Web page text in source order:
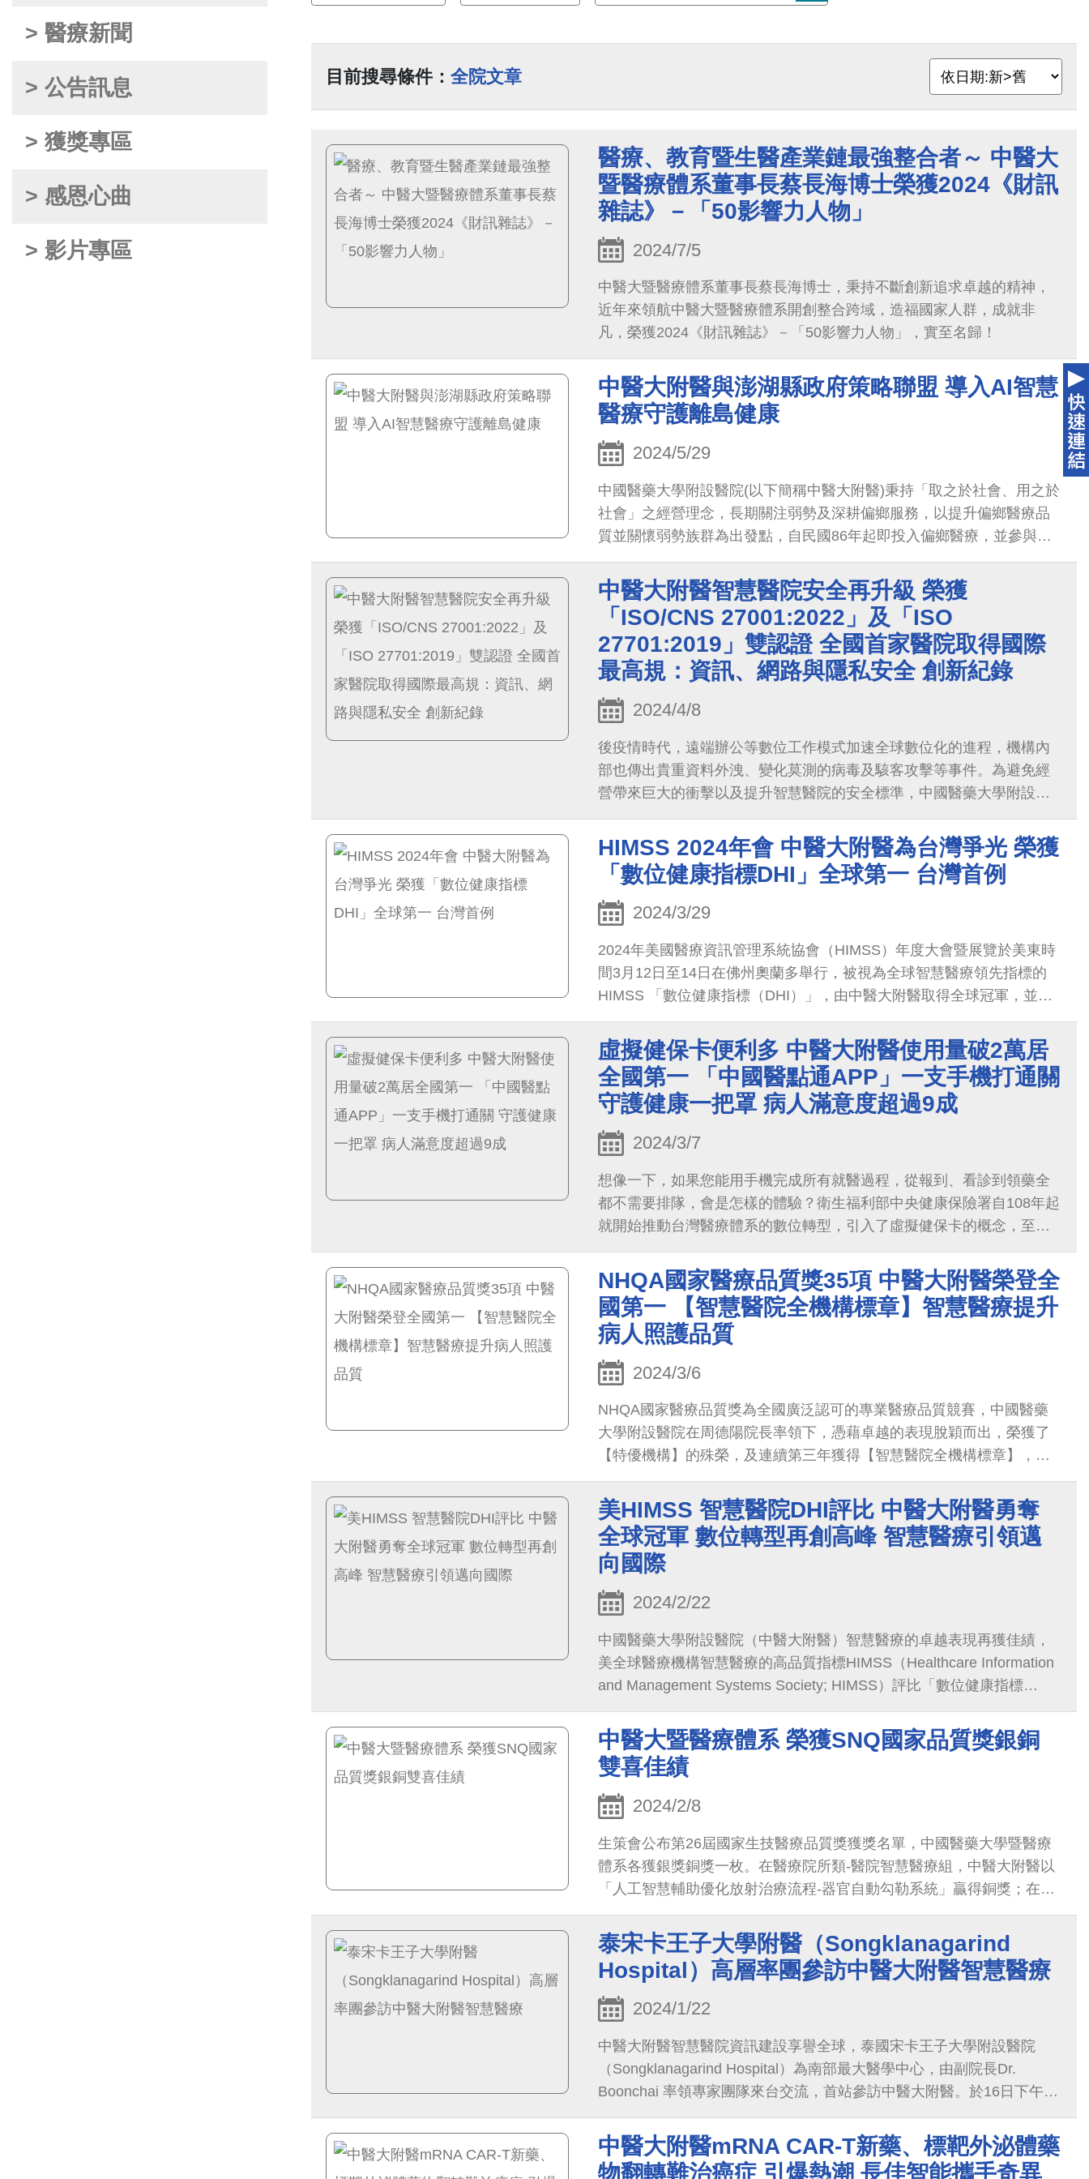
> 醫療新聞
> 公告訊息
> 獲獎專區
> 感恩心曲
> 影片專區
目前搜尋條件： 全院文章
醫療、教育暨生醫產業鏈最強整合者～ 中醫大
暨醫療體系董事長蔡長海博士榮獲2024《財訊
雜誌》－「50影響力人物」
2024/7/5
中醫大暨醫療體系董事長蔡長海博士，秉持不斷創新追求卓越的精神，
近年來領航中醫大暨醫療體系開創整合跨域，造福國家人群，成就非
凡，榮獲2024《財訊雜誌》－「50影響力人物」，實至名歸！
中醫大附醫與澎湖縣政府策略聯盟 導入AI智慧
醫療守護離島健康
2024/5/29
中國醫藥大學附設醫院(以下簡稱中醫大附醫)秉持「取之於社會、用之於
社會」之經營理念，長期關注弱勢及深耕偏鄉服務，以提升偏鄉醫療品
質並關懷弱勢族群為出發點，自民國86年起即投入偏鄉醫療，並參與健
保署山地離島醫療整合計畫-信義鄉IDS計畫，
中醫大附醫智慧醫院安全再升級 榮獲
「ISO/CNS 27001:2022」及「ISO
27701:2019」雙認證 全國首家醫院取得國際
最高規：資訊、網路與隱私安全 創新紀錄
2024/4/8
後疫情時代，遠端辦公等數位工作模式加速全球數位化的進程，機構內
部也傳出貴重資料外洩、變化莫測的病毒及駭客攻擊等事件。為避免經
營帶來巨大的衝擊以及提升智慧醫院的安全標準，中國醫藥大學附設醫
室、工務室、人體生物資料庫、醫事室等跨領域科室共同努力於資訊、
網路以及個資保護等三大安全領域。
HIMSS 2024年會 中醫大附醫為台灣爭光 榮獲
「數位健康指標DHI」全球第一 台灣首例
2024/3/29
2024年美國醫療資訊管理系統協會（HIMSS）年度大會暨展覽於美東時
間3月12日至14日在佛州奧蘭多舉行，被視為全球智慧醫療領先指標的
HIMSS 「數位健康指標（DHI）」，由中醫大附醫取得全球冠軍，並同
時榮獲EMRAM Stage 7再認證、INFRAM Stage 7與AMAM Stage 6之認
證，也是台灣醫界首次在美HIMSS被評選榮獲全球第一名智慧醫院，廣
受全球醫界注目。周德陽院長率領一般內科白培英主任、數位轉型辦公
室馮文生主任、人工智慧中心王韋竣副主任，以及及資深臨床藥師何虂
菁等一行人，出席HIMSS 2024年會， 由周德陽院長代表接受表揚。
虛擬健保卡便利多 中醫大附醫使用量破2萬居
全國第一 「中國醫點通APP」一支手機打通關
守護健康一把罩 病人滿意度超過9成
2024/3/7
想像一下，如果您能用手機完成所有就醫過程，從報到、看診到領藥全
都不需要排隊，會是怎樣的體驗？衛生福利部中央健康保險署自108年起
就開始推動台灣醫療體系的數位轉型，引入了虛擬健保卡的概念，至今
NHQA國家醫療品質獎35項 中醫大附醫榮登全
國第一 【智慧醫院全機構標章】智慧醫療提升
病人照護品質
2024/3/6
NHQA國家醫療品質獎為全國廣泛認可的專業醫療品質競賽，中國醫藥
大學附設醫院在周德陽院長率領下，憑藉卓越的表現脫穎而出，榮獲了
【特優機構】的殊榮，及連續第三年獲得【智慧醫院全機構標章】，整
體囊括【傑出醫療類-鑽石獎】、【傑出醫療類-金獎】、【卓越中心】等
35項重量級獎項，創下了本院歷年的最佳紀錄，展現我們不斷追求醫療
服務的數位化轉型，進而大幅提升病患照護品質。
美HIMSS 智慧醫院DHI評比 中醫大附醫勇奪
全球冠軍 數位轉型再創高峰 智慧醫療引領邁
向國際
2024/2/22
中國醫藥大學附設醫院（中醫大附醫）智慧醫療的卓越表現再獲佳績，
美全球醫療機構智慧醫療的高品質指標HIMSS（Healthcare Information
and Management Systems Society; HIMSS）評比「數位健康指標
月中醫大附醫周德陽院長將率隊到美國領獎，是台灣醫界首次在美
HIMSS被評選榮獲全球第一名智慧醫院，為台灣醫界爭光。
中醫大暨醫療體系 榮獲SNQ國家品質獎銀銅
雙喜佳績
2024/2/8
生策會公布第26屆國家生技醫療品質獎獲獎名單，中國醫藥大學暨醫療
體系各獲銀獎銅獎一枚。在醫療院所類-醫院智慧醫療組，中醫大附醫以
「人工智慧輔助優化放射治療流程-器官自動勾勒系統」贏得銅獎；在護
理照護服務類-護理特色專科組以「接納與陪件-整合實體與線上的精神高
風險健康促進平台」奪下銀獎。
泰宋卡王子大學附醫（Songklanagarind
Hospital）高層率團參訪中醫大附醫智慧醫療
2024/1/22
中醫大附醫智慧醫院資訊建設享譽全球，泰國宋卡王子大學附設醫院
（Songklanagarind Hospital）為南部最大醫學中心，由副院長Dr.
Boonchai 率領專家團隊來台交流，首站參訪中醫大附醫。於16日下午由
周德陽院長代表歡迎泰國參訪團的蒞臨。
中醫大附醫mRNA CAR-T新藥、標靶外泌體藥
物翻轉難治癌症 引爆熱潮 長佳智能攜手奇異